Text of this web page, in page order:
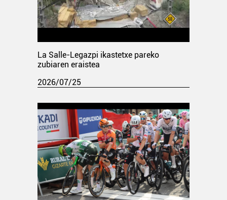
La Salle-Legazpi ikastetxe pareko
zubiaren eraistea
2026/07/25